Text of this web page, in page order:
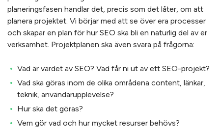
planeringsfasen handlar det, precis som det låter, om att
planera projektet. Vi börjar med att se över era processer
och skapar en plan för hur SEO ska bli en naturlig del av er
verksamhet. Projektplanen ska även svara på frågorna:
Vad är värdet av SEO? Vad får ni ut av ett SEO-projekt?
Vad ska göras inom de olika områdena content, länkar,
teknik, användarupplevelse?
Hur ska det göras?
Vem gör vad och hur mycket resurser behövs?